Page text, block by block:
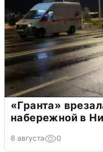
«Гранта»
набережной в
8 августа 0